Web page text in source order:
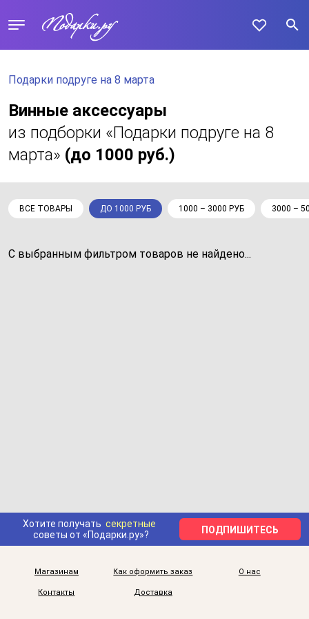
Подарки подруге на 8 марта
Винные аксессуары
из подборки «Подарки подруге на 8
марта» (до 1000 руб.)
ВСЕ ТОВАРЫ ДО 1000 РУБ 1000 – 3000 РУБ 3000 –
С выбранным фильтром товаров не найдено...
Хотите получать секретные
советы от «Подарки.ру»?
ПОДПИШИТЕСЬ
Магазинам Как оформить заказ О нас
Контакты Доставка